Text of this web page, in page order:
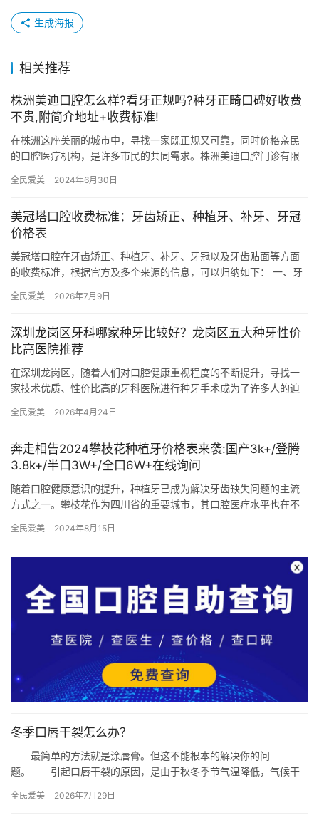
生成海报
相关推荐
株洲美迪口腔怎么样?看牙正规吗?种牙正畸口碑好收费
不贵,附简介地址+收费标准!
在株洲这座美丽的城市中，寻找一家既正规又可靠，同时价格亲民
的口腔医疗机构，是许多市民的共同需求。株洲美迪口腔门诊有限
实的技…
全民爱美 2024年6月30日
美冠塔口腔收费标准：牙齿矫正、种植牙、补牙、牙冠
价格表
美冠塔口腔在牙齿矫正、种植牙、补牙、牙冠以及牙齿贴面等方面
的收费标准，根据官方及多个来源的信息，可以归纳如下： 一、牙
全民爱美 2026年7月9日
深圳龙岗区牙科哪家种牙比较好？龙岗区五大种牙性价
比高医院推荐
在深圳龙岗区，随着人们对口腔健康重视程度的不断提升，寻找一
家技术优质、性价比高的牙科医院进行种牙手术成为了许多人的迫
圳启正…
全民爱美 2026年4月24日
奔走相告2024攀枝花种植牙价格表来袭:国产3k+/登腾
3.8k+/半口3W+/全口6W+在线询问
随着口腔健康意识的提升，种植牙已成为解决牙齿缺失问题的主流
方式之一。攀枝花作为四川省的重要城市，其口腔医疗水平也在不
围绕“…
全民爱美 2024年8月15日
冬季口唇干裂怎么办？
最简单的方法就是涂唇膏。但这不能根本的解决你的问
题。 引起口唇干裂的原因，是由于秋冬季节气温降低，气候干
发生口唇粘开…
全民爱美 2026年7月29日